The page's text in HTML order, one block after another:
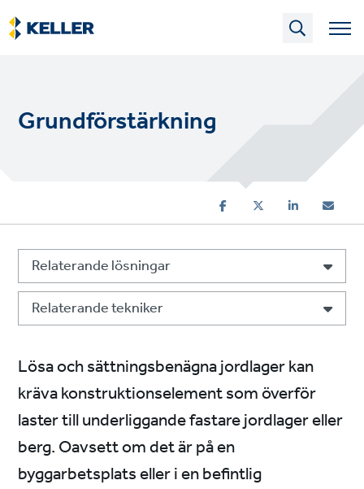
Skip
to
main
Grundförstärkning
Relaterande lösningar
Relaterande tekniker
Lösa och sättningsbenägna jordlager kan
kräva konstruktionselement som överför
laster till underliggande fastare jordlager eller
berg. Oavsett om det är på en
byggarbetsplats eller i en befintlig